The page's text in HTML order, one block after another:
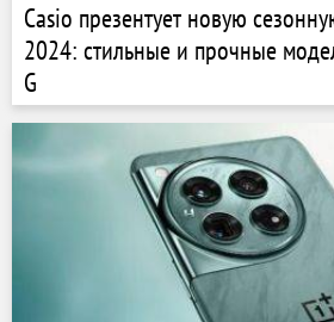
Casio презентует новую
2024: стильные и прочные
G